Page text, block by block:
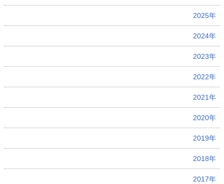
2025年
2024年
2023年
2022年
2021年
2020年
2019年
2018年
2017年